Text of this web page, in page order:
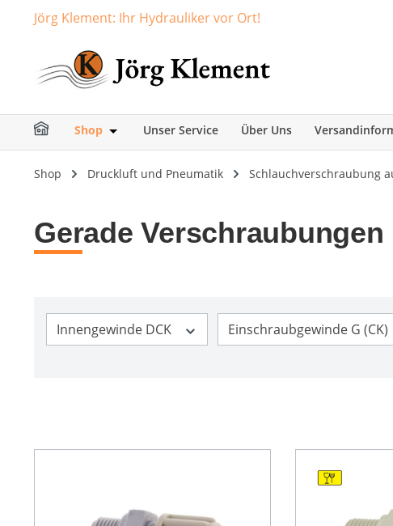
Zur Hauptnavigation springen
Jörg Klement: Ihr Hydrauliker vor Ort!
Shop Öffne oder Schließe das Dropdown der
Unser Service Über Uns
Shop Druckluft und Pneumatik Schlauchverschraubung
Gerade Verschraubungen
Innengewinde DCK Einschraubgewinde G (CK)